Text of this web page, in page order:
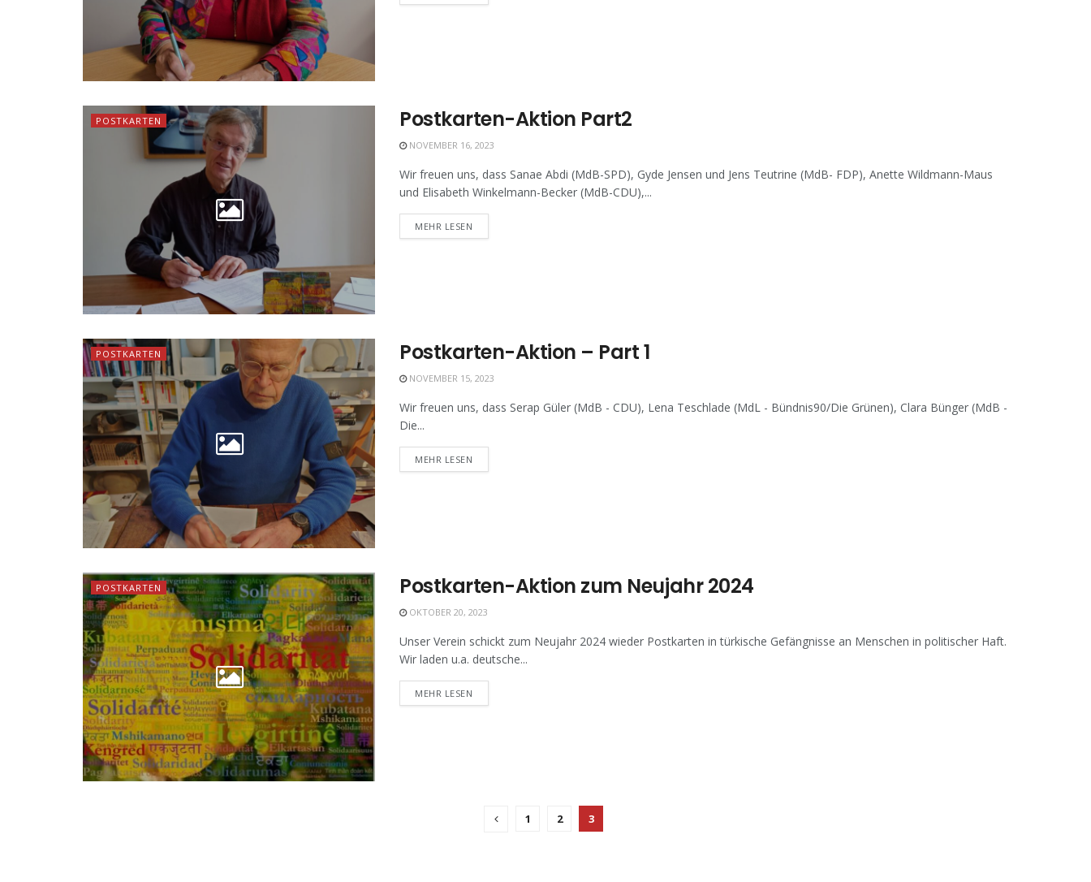
POSTKARTEN Postkarten-Aktion Part2
NOVEMBER 16, 2023
Wir freuen uns, dass Sanae Abdi (MdB-SPD), Gyde Jensen und Jens Teutrine (MdB- FDP), Anette Wildmann-Maus
und Elisabeth Winkelmann-Becker (MdB-CDU),...
MEHR LESEN
POSTKARTEN Postkarten-Aktion – Part 1
NOVEMBER 15, 2023
Wir freuen uns, dass Serap Güler (MdB - CDU), Lena Teschlade (MdL - Bündnis90/Die Grünen), Clara Bünger (MdB -
Die...
MEHR LESEN
POSTKARTEN Postkarten-Aktion zum Neujahr 2024
OKTOBER 20, 2023
Unser Verein schickt zum Neujahr 2024 wieder Postkarten in türkische Gefängnisse an Menschen in politischer Haft.
Wir laden u.a. deutsche...
MEHR LESEN
1 2 3